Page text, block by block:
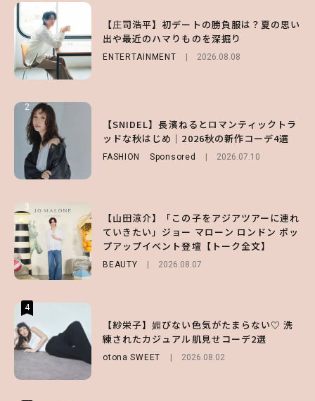
【庄司浩平】初デートの勝負服は？夏の思い
出や最近のハマりものを深掘り
ENTERTAINMENT 2026.08.08
2
【SNIDEL】長濱ねるとロマンティックトラ
ッドな秋はじめ｜2026秋の新作コーデ4選
FASHION Sponsored 2026.07.10
3
【山田涼介】「この子をアジアツアーに連れ
ていきたい」ジョー マローン ロンドン ポッ
プアップイベント登壇【トーク全文】
BEAUTY 2026.08.07
4
【紗栄子】媚びない色気がたまらない♡ 洗
練されたカジュアル肌見せコーデ2選
otona SWEET 2026.08.02
【大原優乃】夏メイクはプレイフルに！ドキ
ッとしちゃう色っぽ“うるみ目”のつくり方
BEAUTY 2026.08.01
2
【森香澄】理想のスタイルはどう作る？体型
キープの秘訣や夏の過ごし方など独占インタ
ビュー！
ENTERTAINMENT 2026.07.31
3
【ハローキティ】がスシローと初コラボ♡
第1弾の気になるメニュー＆限定グッズを総
チェック！
LIFESTYLE 2026.07.31
4
【SNIDEL】長濱ねるとロマンティックトラ
ッドな秋はじめ｜2026秋の新作コーデ4選
FASHION Sponsored 2026.07.10
【SNIDEL】長濱ねるとロマンティックトラ
ッドな秋はじめ｜2026秋の新作コーデ4選
FASHION Sponsored 2026.07.10
2
【付録】総柄ハローキティが可愛すぎ♡ 紀
ノ国屋コラボの“優秀保冷バッグ”は夏の強
い味方！【オトナミューズ9月号増刊】
3
【谷まりあ】夏は“シアースカート”でさり
げなく肌見せ！透け感のニュアンスを楽しめ
るマストハブアイテム4選
FASHION 2026.07.19
4
【ハローキティ】がスシローと初コラボ♡
第1弾の気になるメニュー＆限定グッズを総
チェック！
2026.07.31